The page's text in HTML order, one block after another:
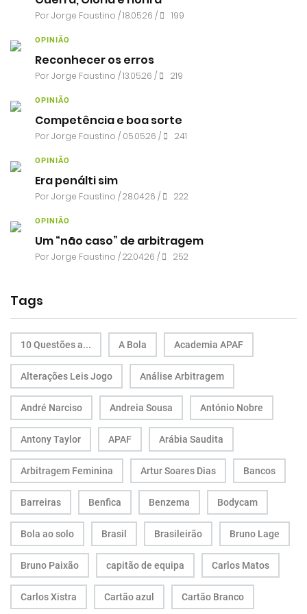
PorJorge Faustino / 18.05.26 / 199
OPINIÃO
Reconhecer os erros
PorJorge Faustino / 13.05.26 / 219
OPINIÃO
Competência e boa sorte
PorJorge Faustino / 05.05.26 / 241
OPINIÃO
Era penálti sim
PorJorge Faustino / 28.04.26 / 222
OPINIÃO
Um “não caso” de arbitragem
PorJorge Faustino / 22.04.26 / 252
Tags
10 Questões a... A Bola Academia APAF
Alterações Leis Jogo Análise Arbitragem
André Narciso Andreia Sousa António Nobre
Antony Taylor APAF Arábia Saudita
Arbitragem Feminina Artur Soares Dias Bancos
Barreiras Benfica Benzema Bodycam
Bola ao solo Brasil Brasileirão Bruno Lage
Bruno Paixão capitão de equipa Carlos Matos
Carlos Xistra Cartão azul Cartão Branco